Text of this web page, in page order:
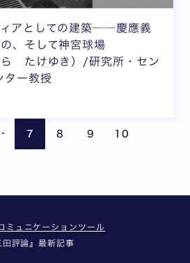
アとしての建築──慶應義
、そして神宮球場
たけゆき）/研究所・セン
ター教授
7 8 9 10
ミュニケーションツール
田評論』最新記事